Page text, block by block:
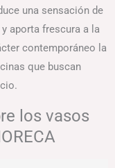
una sensación de
aporta frescura a la
contemporáneo la
que buscan
los vasos